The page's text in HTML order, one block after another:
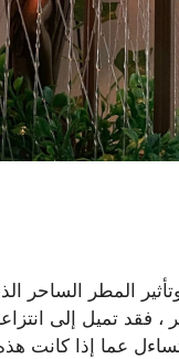
المطر الساحر
تميل إلى
عما إذا كانت